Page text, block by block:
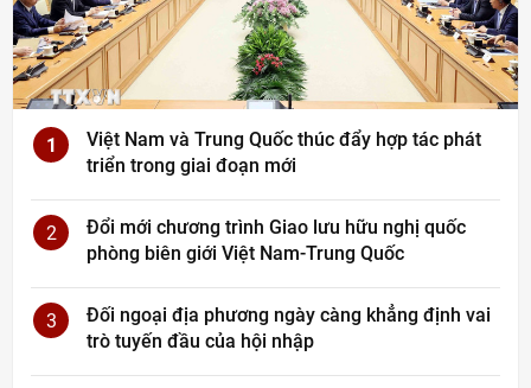
1
Việt Nam và Trung Quốc thúc đẩy hợp tác phát
triển trong giai đoạn mới
2
Đổi mới chương trình Giao lưu hữu nghị quốc
phòng biên giới Việt Nam-Trung Quốc
3
Đối ngoại địa phương ngày càng khẳng định vai
trò tuyến đầu của hội nhập